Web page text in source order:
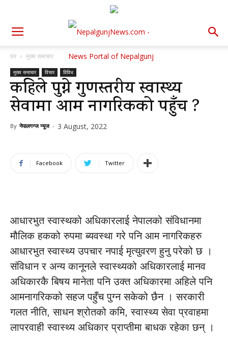
घर मुख्य समाचार
मुख्य समाचार विचार विविध
कहिले पुग्ने गुणस्तरीय स्वास्थ्य
सेवामा आम नागरिकको पहुँच ?
By नेपालगन्ज न्यूज - 3 August, 2022
Facebook Twitter
आधारभुत स्वास्थको अधिकारलाई नेपालको संविधानमा
मौलिक हकको रुपमा ब्यवस्था गरे पनि आम नागरिकहरु
आधारभुत स्वास्थ्य उपचार नपाई मृत्युवरण हुनु परेको छ ।
संविधान र अन्य कानूनले स्वास्थ्यको अधिकारलाई मानव
अधिकारकै बिषय मानेता पनि उक्त अधिकारमा अहिले पनि
आमनागरिकको सहज पहुँच पुग्न सकेको छैन । सरकारी
गलत नीति, साधन श्रोतको कमि, स्वास्थ्य सेवा प्रवाहमा
लापरवाही स्वास्थ्य अधिकार प्राप्तीमा बाधक रहेका छन् ।